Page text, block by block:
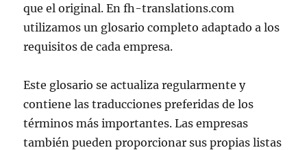
que el original. En fh-translations.com
utilizamos un glosario completo adaptado a los
requisitos de cada empresa.
Este glosario se actualiza regularmente y
contiene las traducciones preferidas de los
términos más importantes. Las empresas
también pueden proporcionar sus propias listas